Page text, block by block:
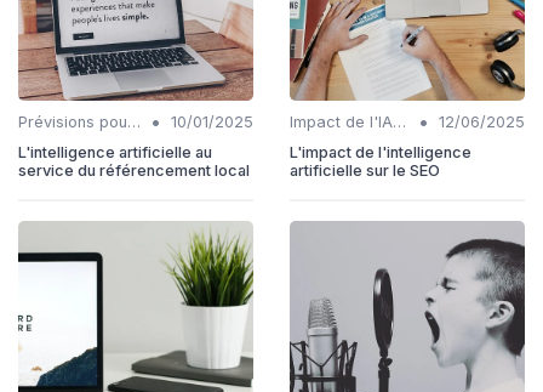
Prévisions pour l'intégration IA et SEO •
10/01/2025
L'intelligence artificielle au
service du référencement local
Impact de l'IA sur les rôles SEO •
12/06/2025
L'impact de l'intelligence
artificielle sur le SEO